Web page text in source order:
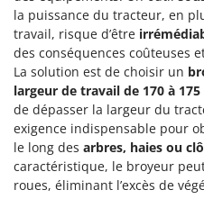
Tre Spade
Trev - Abrek - TecnoVIR
Trotec
Troy-Bilt
U
Udor
Unger
la puissance du tracteur, en
travail, risque d’être
des conséquences coûteuses
La solution est de choisir un
largeur de travail de 170 à 175
de dépasser la largeur du
exigence indispensable pour
le long des arbres, haies ou
caractéristique, le broyeur
roues, éliminant l’excès de